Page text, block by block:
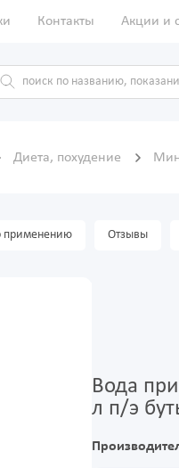
Контакты Акции и
Диета, похудение
применению Отзывы
Вода
л п/э